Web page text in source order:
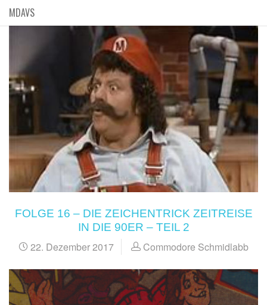
MDAVS
FOLGE 16 – DIE ZEICHENTRICK ZEITREISE
IN DIE 90ER – TEIL 2
22. Dezember 2017 Commodore Schmidlabb